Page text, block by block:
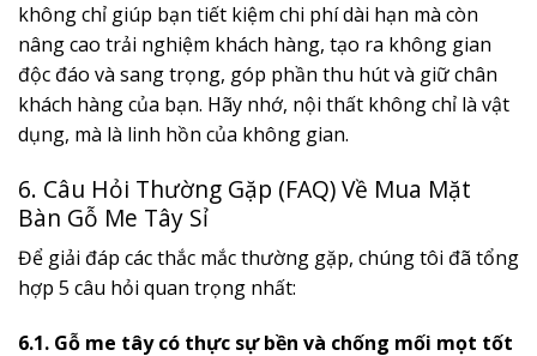
không chỉ giúp bạn tiết kiệm chi phí dài hạn mà còn
nâng cao trải nghiệm khách hàng, tạo ra không gian
độc đáo và sang trọng, góp phần thu hút và giữ chân
khách hàng của bạn. Hãy nhớ, nội thất không chỉ là vật
dụng, mà là linh hồn của không gian.
6. Câu Hỏi Thường Gặp (FAQ) Về Mua Mặt
Bàn Gỗ Me Tây Sỉ
Để giải đáp các thắc mắc thường gặp, chúng tôi đã tổng
hợp 5 câu hỏi quan trọng nhất:
6.1. Gỗ me tây có thực sự bền và chống mối mọt tốt